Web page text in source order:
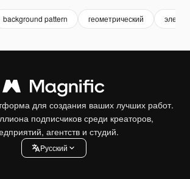
background pattern геометрический
для создания ваших лучших работ.
подписчиков среди креаторов,
агентств и студий.
Pусский